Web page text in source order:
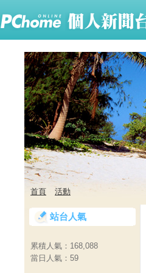
首頁 活動
站台人氣
累積人氣： 168,088
當日人氣： 59